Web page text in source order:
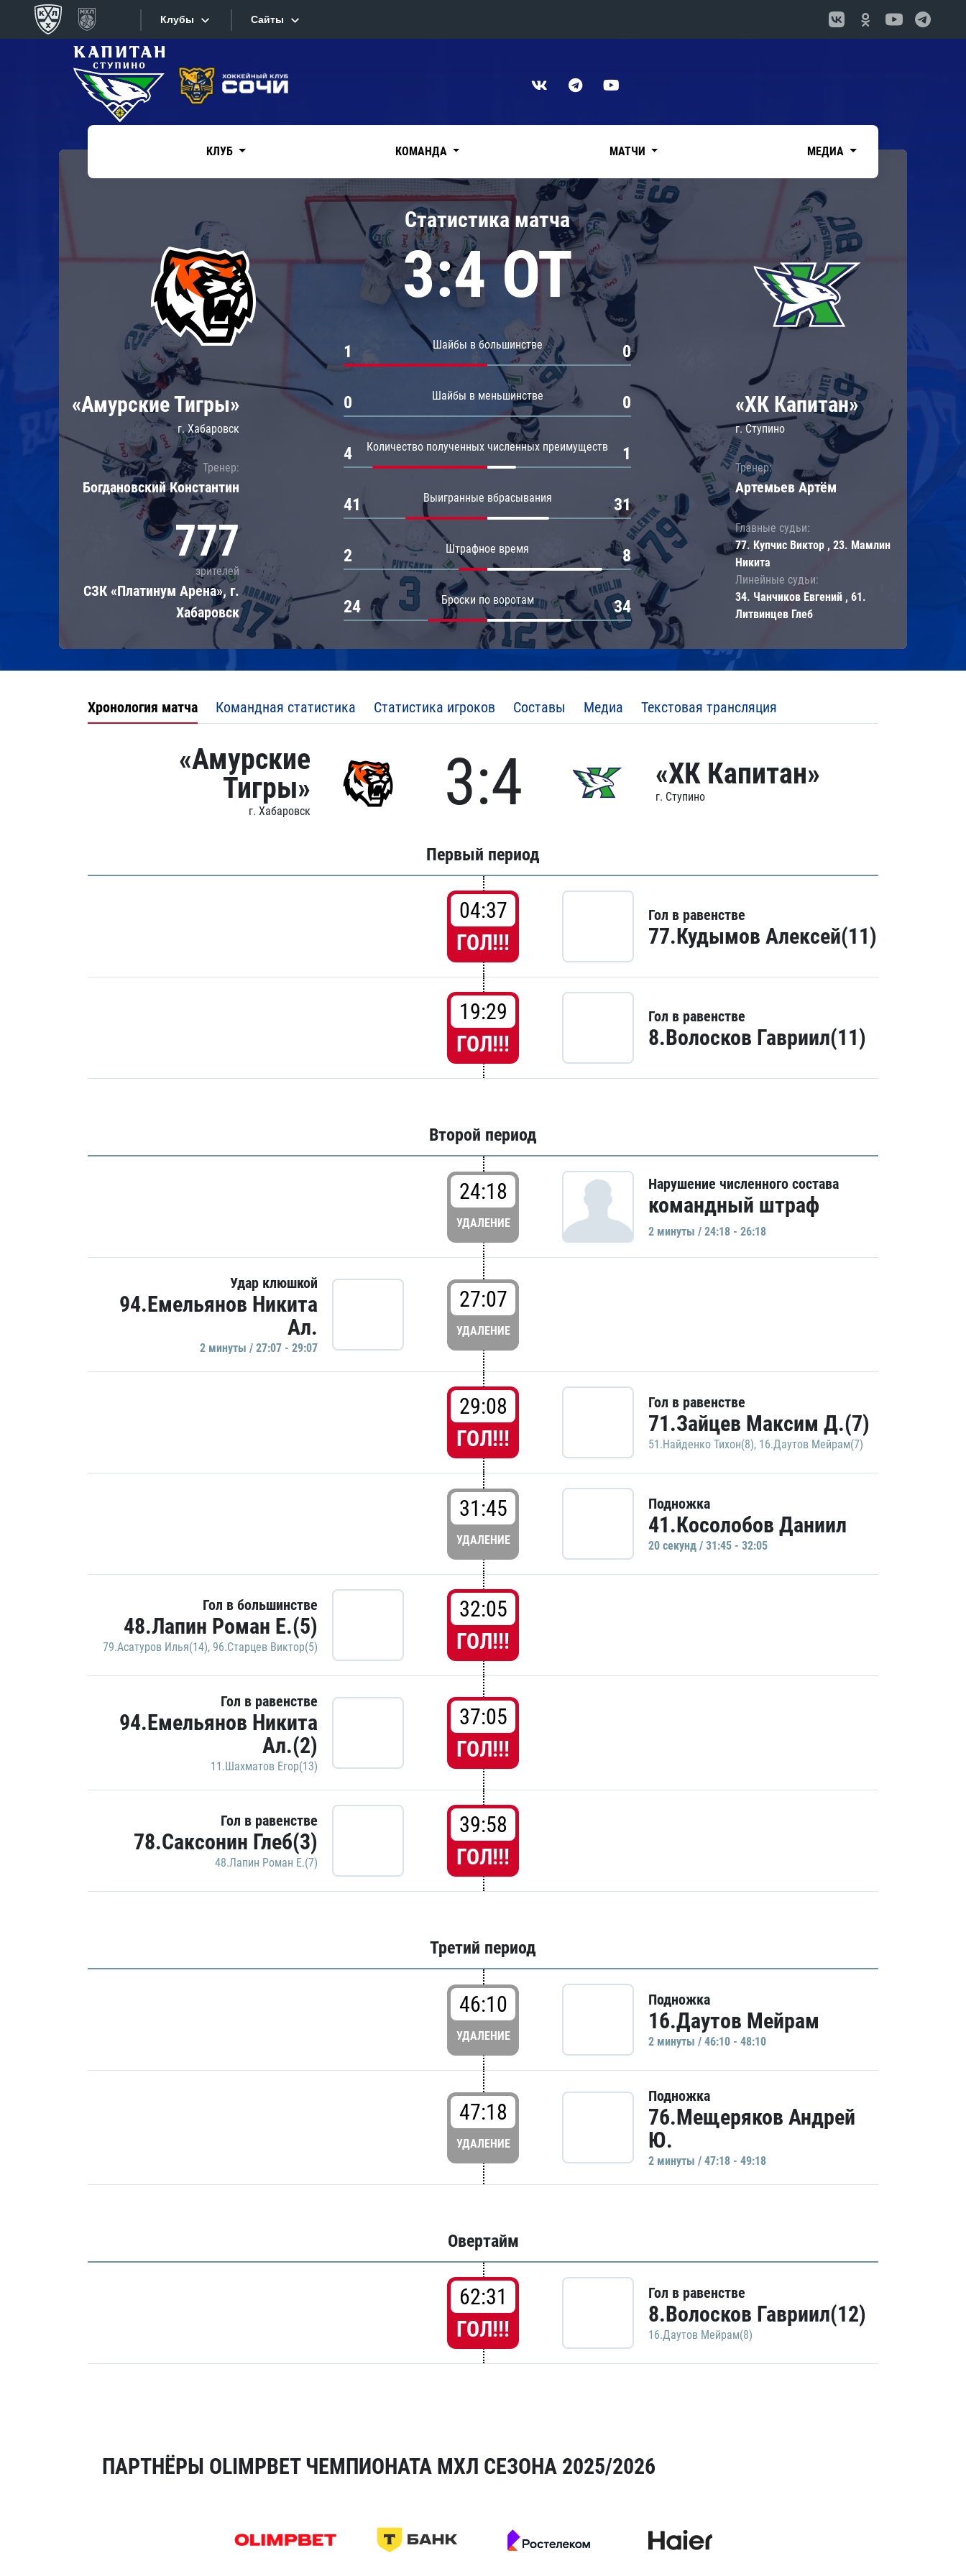
Клубы
Конференция «Запад»
Дивизион Боброва
Дивизион Тарасова
Динамо Мн
Динамо М
Локомотив
ЦСКА
Шанхайские Драконы
Ак Барс
Нефтехимик
Дивизион Чернышева
Авангард
Адмирал
Сайты
Сайты
Текстовые трансляции
Интернет-магазин
Фотобанк
Приложение КХЛ
КЛУБ КОМАНДА МАТЧИ МЕДИА
«Амурские Тигры»
г. Хабаровск
Тренер:
Богдановский Константин
777
зрителей
СЗК «Платинум Арена», г.
Хабаровск
Статистика матча
3:4 ОТ
Шайбы в большинстве
1 0
Шайбы в меньшинстве
0 0
Количество полученных численных преимуществ
4 1
Выигранные вбрасывания
41 31
Штрафное время
2 8
Броски по воротам
24 34
«ХК Капитан»
г. Ступино
Тренер:
Артемьев Артём
Главные судьи:
77. Купчис Виктор , 23. Мамлин
Никита
Линейные судьи:
34. Чанчиков Евгений , 61.
Литвинцев Глеб
Хронология матча Командная статистика Статистика игроков Составы Медиа Текстовая трансляция
«Амурские
Тигры»
г. Хабаровск 3:4 «ХК Капитан»
г. Ступино
Первый период
04:37
ГОЛ!!!
Гол в равенстве
77.Кудымов Алексей(11)
19:29
ГОЛ!!!
Гол в равенстве
8.Волосков Гавриил(11)
Второй период
24:18
УДАЛЕНИЕ
Нарушение численного состава
командный штраф
2 минуты / 24:18 - 26:18
Удар клюшкой
94.Емельянов Никита
Ал.
2 минуты / 27:07 - 29:07
27:07
УДАЛЕНИЕ
29:08
ГОЛ!!!
Гол в равенстве
71.Зайцев Максим Д.(7)
51.Найденко Тихон(8), 16.Даутов Мейрам(7)
31:45
УДАЛЕНИЕ
Подножка
41.Косолобов Даниил
20 секунд / 31:45 - 32:05
Гол в большинстве
48.Лапин Роман Е.(5)
79.Асатуров Илья(14), 96.Старцев Виктор(5)
32:05
ГОЛ!!!
Гол в равенстве
94.Емельянов Никита
Ал.(2)
11.Шахматов Егор(13)
37:05
ГОЛ!!!
Гол в равенстве
78.Саксонин Глеб(3)
48.Лапин Роман Е.(7)
39:58
ГОЛ!!!
Третий период
46:10
УДАЛЕНИЕ
Подножка
16.Даутов Мейрам
2 минуты / 46:10 - 48:10
47:18
УДАЛЕНИЕ
Подножка
76.Мещеряков Андрей
Ю.
2 минуты / 47:18 - 49:18
Овертайм
62:31
ГОЛ!!!
Гол в равенстве
8.Волосков Гавриил(12)
16.Даутов Мейрам(8)
ПАРТНЁРЫ OLIMPBET ЧЕМПИОНАТА МХЛ СЕЗОНА 2025/2026